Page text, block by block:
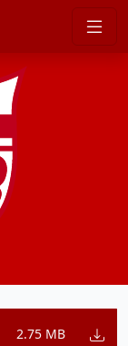
2.75 MB